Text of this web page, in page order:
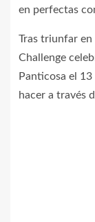
en perfectas
Tras triunfar en
Challenge
Panticosa el
hacer a través